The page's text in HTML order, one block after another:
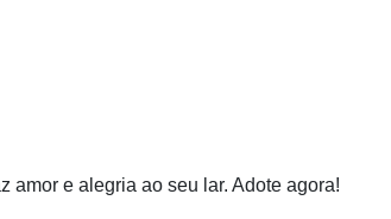
amor e alegria ao seu lar. Adote agora!